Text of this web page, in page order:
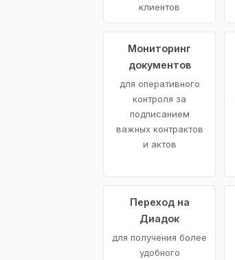
клиентов
Мониторинг
документов
для оперативного
контроля за
подписанием
важных контрактов
и актов
Переход на
Диадок
для получения более
удобного